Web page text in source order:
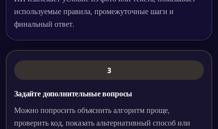
используемые правила, промежуточные шаги и
финальный ответ.
3
Задайте дополнительные вопросы
Можно попросить объяснить алгоритм проще,
проверить код, показать альтернативный способ или